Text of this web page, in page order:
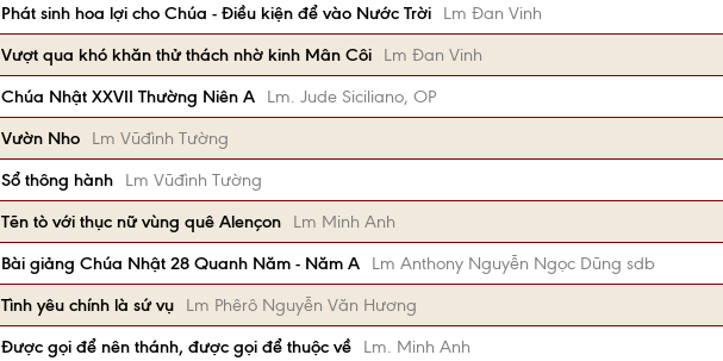
Phát sinh hoa lợi cho Chúa - Điều kiện để vào Nước Trời
Lm Đan Vinh
Vượt qua khó khăn thử thách nhờ kinh Mân Côi
Lm Đan Vinh
Chúa Nhật XXVII Thường Niên A
Lm. Jude Siciliano, OP
Vườn Nho
Lm Vũđình Tường
Sổ thông hành
Lm Vũđình Tường
Tẽn tò với thục nữ vùng quê Alençon
Lm Minh Anh
Bài giảng Chúa Nhật 28 Quanh Năm - Năm A
Lm Anthony Nguyễn Ngọc Dũng sdb
Tình yêu chính là sứ vụ
Lm Phêrô Nguyễn Văn Hương
Được gọi để nên thánh, được gọi để thuộc về Lm. Minh Anh